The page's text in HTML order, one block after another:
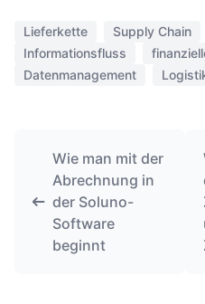
Lieferkette Supply Chain
Informationsfluss
Datenmanagement
Wie man mit der
Abrechnung in
der Soluno-
Software
beginnt